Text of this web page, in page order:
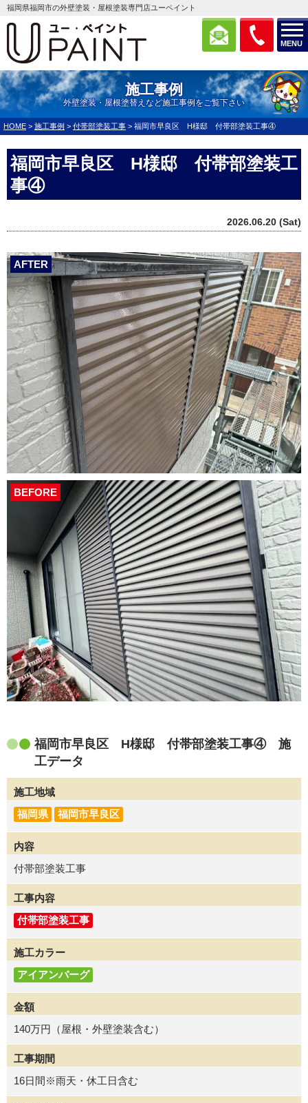
MENU
福岡県福岡市の外壁塗装・屋根塗装専門店ユーペイント
施工事例
外壁塗装・屋根塗替えなど施工事例をご覧下さい
HOME > 施工事例 > 付帯部塗装工事 > 福岡市早良区 H様邸 付帯部塗装工事④
福岡市早良区 H様邸 付帯部塗装工
事④
2026.06.20 (Sat)
AFTER
BEFORE
福岡市早良区 H様邸 付帯部塗装工事④ 施
工データ
施工地域
福岡県
福岡市早良区
内容
付帯部塗装工事
工事内容
付帯部塗装工事
施工カラー
アイアンバーグ
金額
140万円（屋根・外壁塗装含む）
工事期間
16日間※雨天・休工日含む